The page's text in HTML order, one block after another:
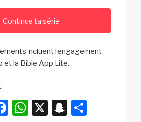
Continue ta série
incluent l’engagement
et la Bible App Lite.
F
W X
S